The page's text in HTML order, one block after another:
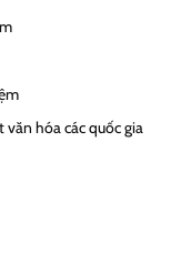
hóa các quốc gia